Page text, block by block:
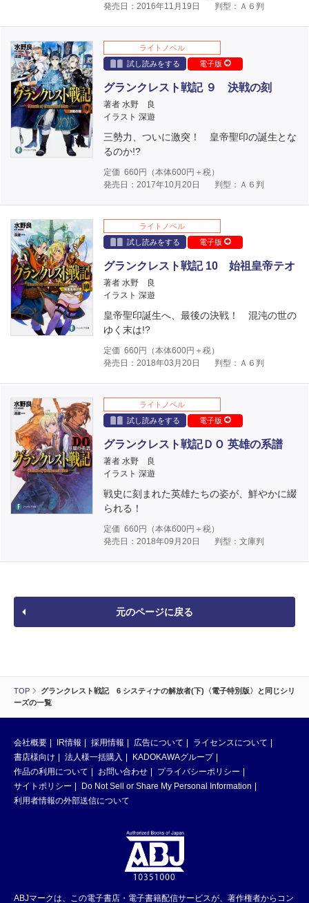
TOP
グランクレスト戦記 6 システィナの解放者(下)〈電子特別版〉と同じシリ
ーズの一覧
発売日：2016年11月19日
判型：Ａ６判
ライトノベル
試し読みをする
電子版
グランクレスト戦記 ９ 決戦の刻
著者 水野 良
イラスト 深遊
三勢力、ついに激突！ 皇帝聖印の誕生とな
るのか!?
定価 660円（本体600円＋税）
発売日：2017年10月20日
判型：Ａ６判
ライトノベル
試し読みをする
電子版
グランクレスト戦記 10 始祖皇帝テオ
著者 水野 良
イラスト 深遊
皇帝聖印誕生へ、最後の決戦！ 混沌の世の
ゆく末は!?
定価 660円（本体600円＋税）
発売日：2018年03月20日
判型：Ａ６判
ライトノベル
試し読みをする
電子版
グランクレスト戦記ＤＯ 英雄の系譜
著者 水野 良
イラスト 深遊
戦史に刻まれた英雄たちの姿が、鮮やかに綴
られる！
定価 660円（本体600円＋税）
発売日：2018年09月20日
判型：文庫判
元のページに戻る
会社概要 IR情報 採用情報 広告について
ライセンスについて
書店様向け
法人様一括購入
KADOKAWAグループ
作品の利用について
お問い合わせ
プライバシーポリシー
サイトポリシー
Do Not Sell or Share My Personal Information
利用者情報の外部送信について
ABJマークは、この電子書店・電子書籍配信サービスが、著作権者からコン